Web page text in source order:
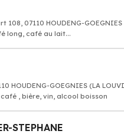
108, 07110 HOUDENG-GOEGNIES
long, café au lait...
HOUDENG-GOEGNIES (LA
, bière, vin, alcool boisson
STEPHANE